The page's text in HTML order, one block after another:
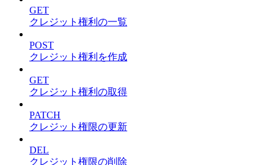
GET
クレジット権利の一覧
POST
クレジット権利を作成
GET
クレジット権利の取得
PATCH
クレジット権限の更新
DEL
クレジット権限の削除